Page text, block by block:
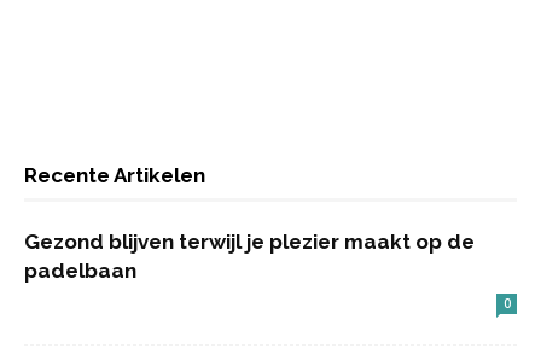
Recente Artikelen
Gezond blijven terwijl je plezier maakt op de
padelbaan
0